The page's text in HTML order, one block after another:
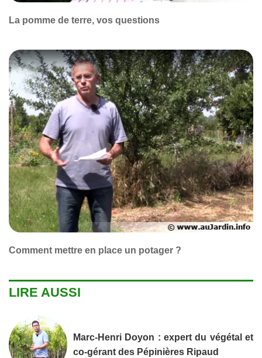
La pomme de terre, vos questions
Comment mettre en place un potager ?
LIRE AUSSI
Marc-Henri Doyon : expert du végétal et
co-gérant des Pépinières Ripaud